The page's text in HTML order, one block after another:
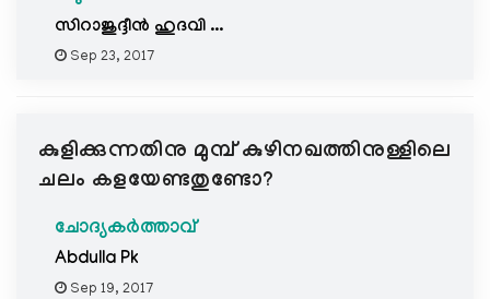
സിറാജുദ്ദീന്‍ ഹുദവി ...
Sep 23, 2017
കുളിക്കുന്നതിനു മുമ്പ് കുഴിനഖത്തിനുള്ളിലെ
ചലം കളയേണ്ടതുണ്ടോ?
ചോദ്യകർത്താവ്
Abdulla Pk
Sep 19, 2017